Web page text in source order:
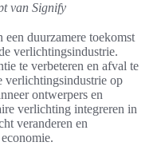
van Signify
duurzamere toekomst
verlichtingsindustrie.
te verbeteren en afval te
verlichtingsindustrie op
ontwerpers en
verlichting integreren in
veranderen en